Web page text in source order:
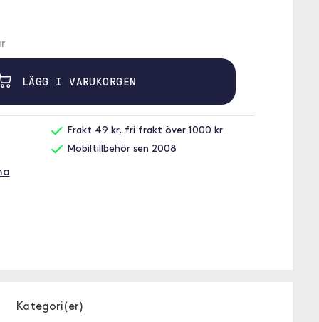
LÄGG I VARUKORGEN
Frakt 49 kr, fri frakt över 1000 kr
Mobiltillbehör sen 2008
Kategori(er)